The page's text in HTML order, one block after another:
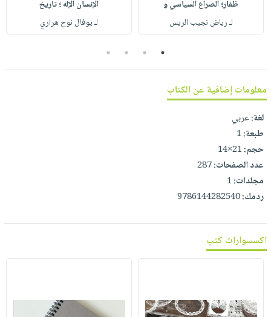
صابون
أطفال
فيديوهات
أسئلة
نيل
وفرات
انشر
كتابك
تواصل
معنا
التسوق
ظفار؛ الصراع السياسي و
لـ رياض نجيب الريس
الإنسان الإله ؛ تاريخ
لـ يوفال نوح هراري
1
2
3
4
معلومات إضافية عن الكتاب
لغة:عربي
طبعة:1
حجم:21×14
عدد الصفحات:287
مجلدات:1
ردمك:9786144282540
اكسسوارات كتب